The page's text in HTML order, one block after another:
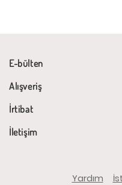
E-bülten
Alışveriş
İrtibat
İletişim
Yardım